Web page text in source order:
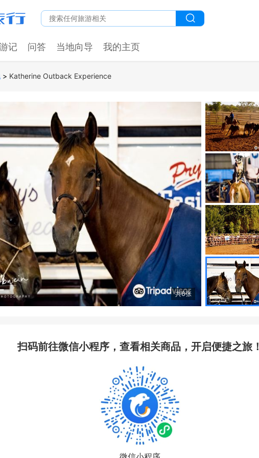
记 问答 当地向导 我的主页
> Katherine Outback Experience
共6张
扫码前往微信小程序，查看相关商品，开启便捷之旅！